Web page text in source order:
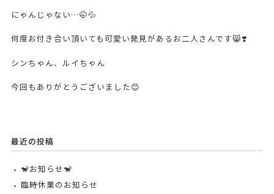
にゃんじゃない…🤭💦
何度お付き合い頂いても可愛い発見があるお二人さんです😸❣️
シンちゃん、ルイちゃん
今回もありがとうございました😊
最近の投稿
🐒お知らせ🐒
臨時休業のお知らせ